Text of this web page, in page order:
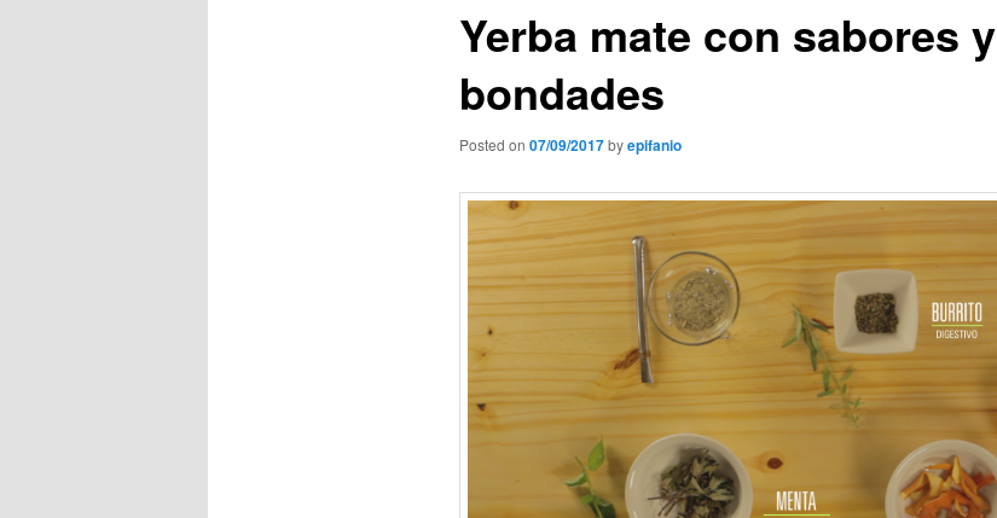
Yerba mate con sabores y
bondades
Posted on 07/09/2017byepifanio